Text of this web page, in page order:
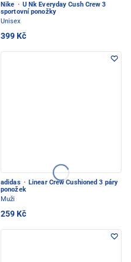
Nike · U Nk Everyday Cush Crew 3
sportovní ponožky
Unisex
399 Kč
adidas · Linear Crew Cushioned 3 páry
ponožek
Muži
259 Kč